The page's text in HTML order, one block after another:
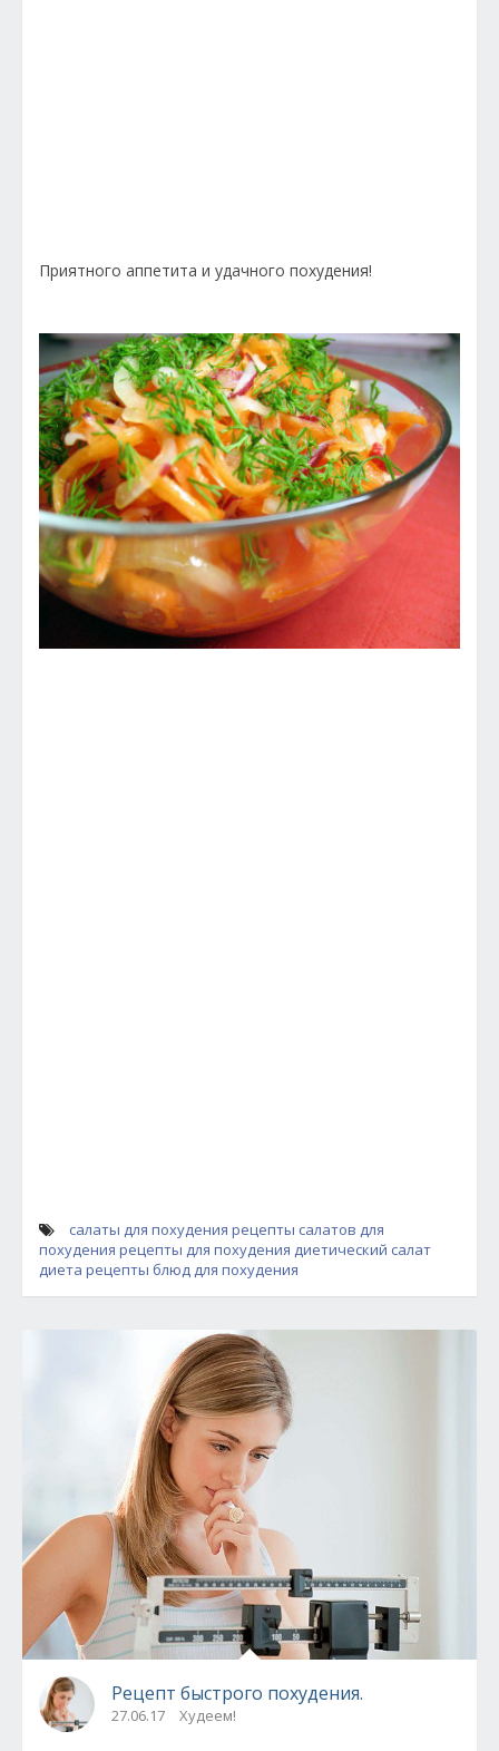
Приятного аппетита и удачного похудения!
салаты для похудения рецепты салатов для
похудения рецепты для похудения диетический салат
диета рецепты блюд для похудения
Рецепт быстрого похудения.
27.06.17 Худеем!